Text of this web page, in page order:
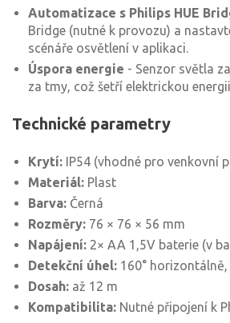
Automatizace s Philips HUE
Bridge (nutné k provozu) a
scénáře osvětlení v aplikaci.
Úspora energie - Senzor světla
za tmy, což šetří elektrickou
Technické parametry
Krytí: IP54 (vhodné pro venkovní
Materiál: Plast
Barva: Černá
Rozměry: 76 × 76 × 56 mm
Napájení: 2× AA 1,5V baterie (v
Detekční úhel: 160°
Dosah: až 12 m
Kompatibilita: Nutné připojení k